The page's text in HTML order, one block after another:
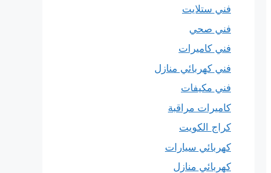
فني ستلايت
فني صحي
فني كاميرات
فني كهربائي منازل
فني مكيفات
كاميرات مراقبة
كراج الكويت
كهربائي سيارات
كهربائي منازل